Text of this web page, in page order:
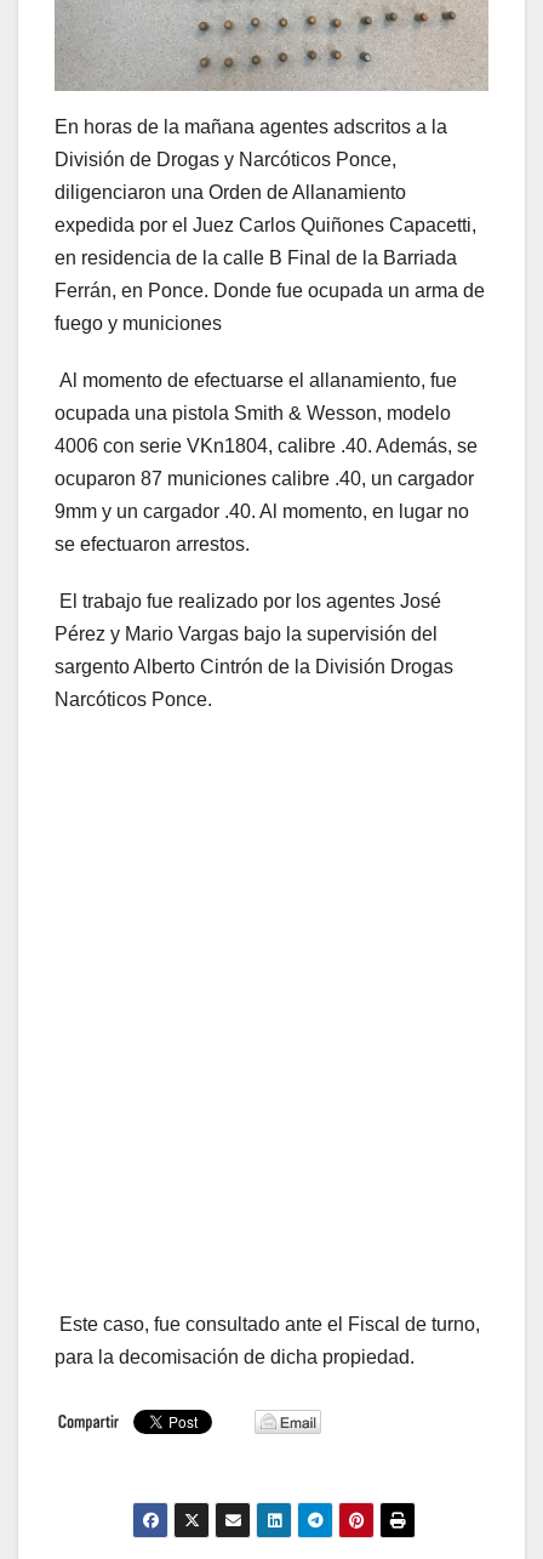
En horas de la mañana agentes adscritos a la
División de Drogas y Narcóticos Ponce,
diligenciaron una Orden de Allanamiento
expedida por el Juez Carlos Quiñones Capacetti,
en residencia de la calle B Final de la Barriada
Ferrán, en Ponce. Donde fue ocupada un arma de
fuego y municiones
Al momento de efectuarse el allanamiento, fue
ocupada una pistola Smith & Wesson, modelo
4006 con serie VKn1804, calibre .40. Además, se
ocuparon 87 municiones calibre .40, un cargador
9mm y un cargador .40. Al momento, en lugar no
se efectuaron arrestos.
El trabajo fue realizado por los agentes José
Pérez y Mario Vargas bajo la supervisión del
sargento Alberto Cintrón de la División Drogas
Narcóticos Ponce.
Este caso, fue consultado ante el Fiscal de turno,
para la decomisación de dicha propiedad.